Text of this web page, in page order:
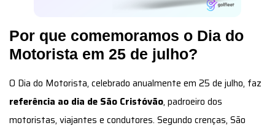
Por que comemoramos o Dia do
Motorista em 25 de julho?
O Dia do Motorista, celebrado anualmente em 25 de julho, faz
referência ao dia de São Cristóvão, padroeiro dos
motoristas, viajantes e condutores. Segundo crenças, São